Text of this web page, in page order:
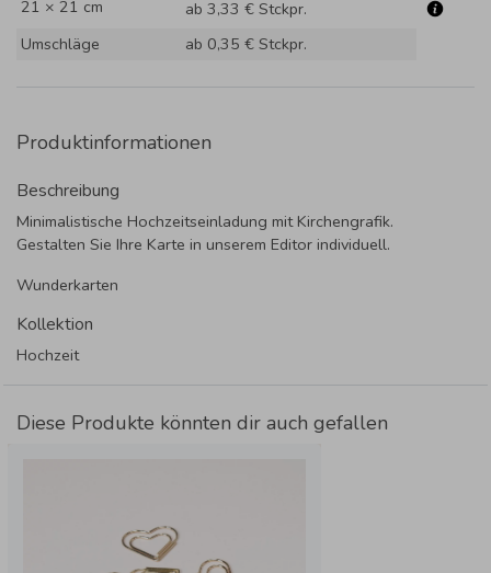
21 × 21 cm
ab 3,33 € Stckpr.
Umschläge
ab 0,35 € Stckpr.
Produktinformationen
Beschreibung
Minimalistische Hochzeitseinladung mit Kirchengrafik.
Gestalten Sie Ihre Karte in unserem Editor individuell.
Wunderkarten
Kollektion
Hochzeit
Diese Produkte könnten dir auch gefallen